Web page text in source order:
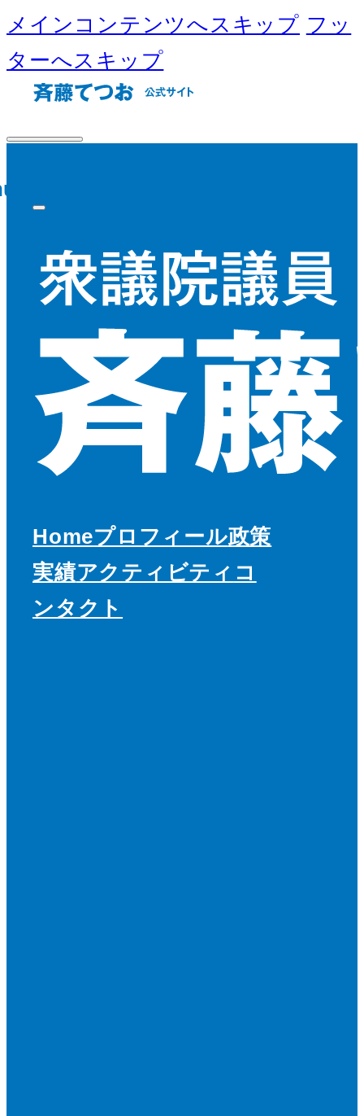
メインコンテンツへスキップ フッ
ターへスキップ
Homeプロフィール政策
実績アクティビティ コ
ンタクト